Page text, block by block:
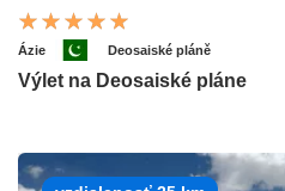
Ázie Deosaiské pláně
Výlet na Deosaiské pláne